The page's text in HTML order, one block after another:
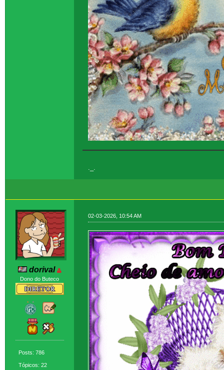
dorival
Dono do Buteco
Posts: 786
Tópicos: 22
02-03-2026, 10:54 AM